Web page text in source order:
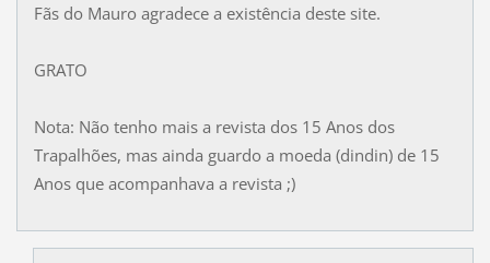
Fãs do Mauro agradece a existência deste site.
GRATO
Nota: Não tenho mais a revista dos 15 Anos dos
Trapalhões, mas ainda guardo a moeda (dindin) de 15
Anos que acompanhava a revista ;)